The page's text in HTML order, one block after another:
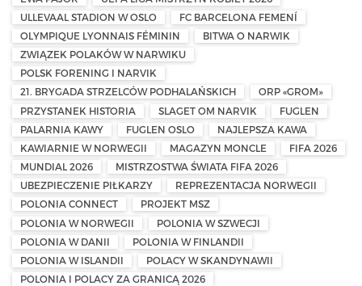
ULLEVAAL STADION W OSLO
FC BARCELONA FEMENÍ
OLYMPIQUE LYONNAIS FÉMININ
BITWA O NARWIK
ZWIĄZEK POLAKÓW W NARWIKU
POLSK FORENING I NARVIK
21. BRYGADA STRZELCÓW PODHALAŃSKICH
ORP «GROM»
PRZYSTANEK HISTORIA
SLAGET OM NARVIK
FUGLEN
PALARNIA KAWY
FUGLEN OSLO
NAJLEPSZA KAWA
KAWIARNIE W NORWEGII
MAGAZYN MONCLE
FIFA 2026
MUNDIAL 2026
MISTRZOSTWA ŚWIATA FIFA 2026
UBEZPIECZENIE PIŁKARZY
REPREZENTACJA NORWEGII
POLONIA CONNECT
PROJEKT MSZ
POLONIA W NORWEGII
POLONIA W SZWECJI
POLONIA W DANII
POLONIA W FINLANDII
POLONIA W ISLANDII
POLACY W SKANDYNAWII
POLONIA I POLACY ZA GRANICĄ 2026